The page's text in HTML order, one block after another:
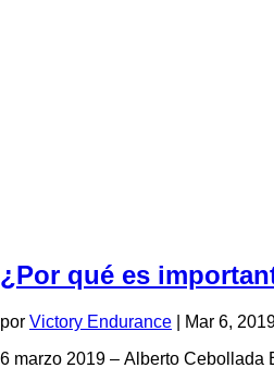
¿Por qué es
por Victory Endurance Mar 6,
6 marzo 2019 – Alberto Cebollada